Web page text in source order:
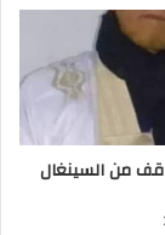
من السينغال